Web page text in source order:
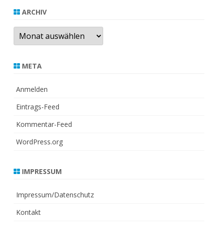
ARCHIV
Archiv
META
Anmelden
Eintrags-Feed
Kommentar-Feed
WordPress.org
IMPRESSUM
Impressum/Datenschutz
Kontakt